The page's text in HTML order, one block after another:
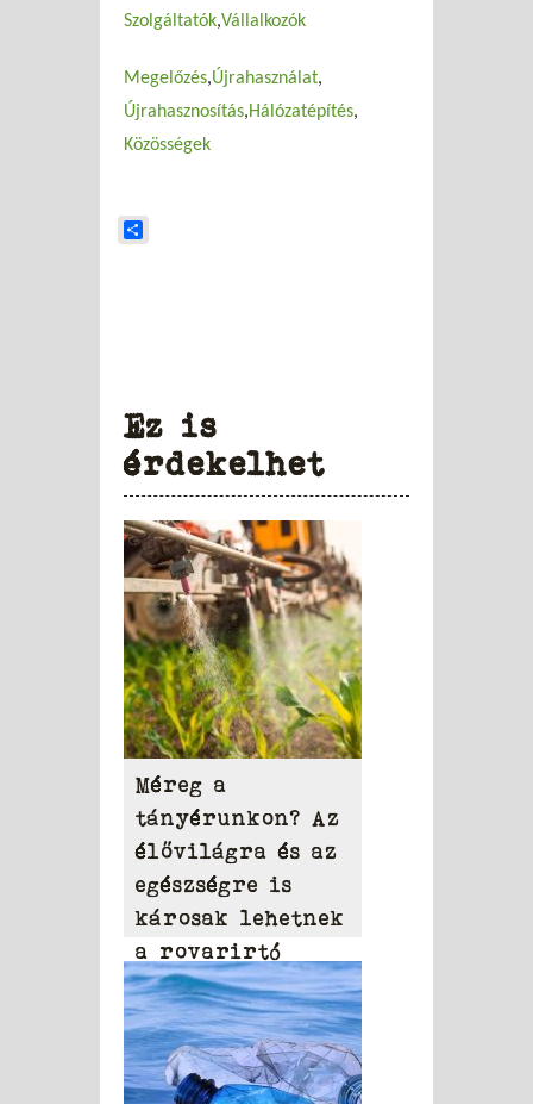
Szolgáltatók Vállalkozók
Megelőzés Újrahasználat
Újrahasznosítás Hálózatépítés
Közösségek
Ez is
érdekelhet
Méreg a
tányérunkon? Az
élővilágra és az
egészségre is
károsak lehetnek
a rovarirtó
szerek